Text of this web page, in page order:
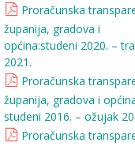
Proračunska
županija, gradova i
općina:studeni 2020. –
2021.
Proračunska
županija, gradova i
studeni 2016. – ožujak
Proračunska